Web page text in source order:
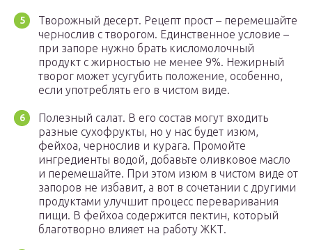
Творожный десерт. Рецепт прост – перемешайте
чернослив с творогом. Единственное условие –
при запоре нужно брать кисломолочный
продукт с жирностью не менее 9%. Нежирный
творог может усугубить положение, особенно,
если употреблять его в чистом виде.
Полезный салат. В его состав могут входить
разные сухофрукты, но у нас будет изюм,
фейхоа, чернослив и курага. Промойте
ингредиенты водой, добавьте оливковое масло
и перемешайте. При этом изюм в чистом виде от
запоров не избавит, а вот в сочетании с другими
продуктами улучшит процесс переваривания
пищи. В фейхоа содержится пектин, который
благотворно влияет на работу ЖКТ.